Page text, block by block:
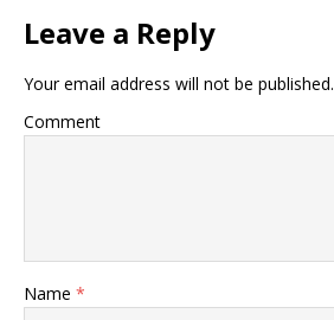
Leave a Reply
Your email address will not be published.
Comment
Name *